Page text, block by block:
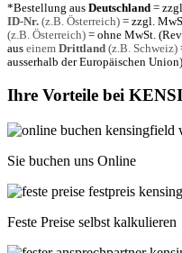
*Bestellung aus Deutschland =
ID-Nr. (z.B. Österreich) = zzgl.
(z.B. Österreich) = ohne MwSt.
aus einem Drittland (z.B. Schweiz)
ausserhalb der Europäischen Union)
Ihre Vorteile bei
Sie buchen uns Online
Feste Preise selbst kalkulieren